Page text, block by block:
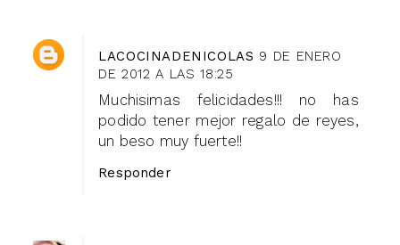
LACOCINADENICOLAS 9 DE ENERO
DE 2012 A LAS 18:25
Muchisimas felicidades!!! no has
podido tener mejor regalo de reyes,
un beso muy fuerte!!
Responder